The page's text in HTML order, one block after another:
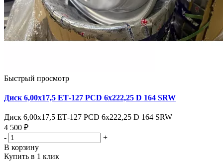
Быстрый просмотр
Диск 6,00х17,5 ЕТ-127 PCD 6х222,25 D 164 SRW
Диск 6,00х17,5 ЕТ-127 PCD 6х222,25 D 164 SRW
4 500 ₽
-
+
В корзину
Купить в 1 клик